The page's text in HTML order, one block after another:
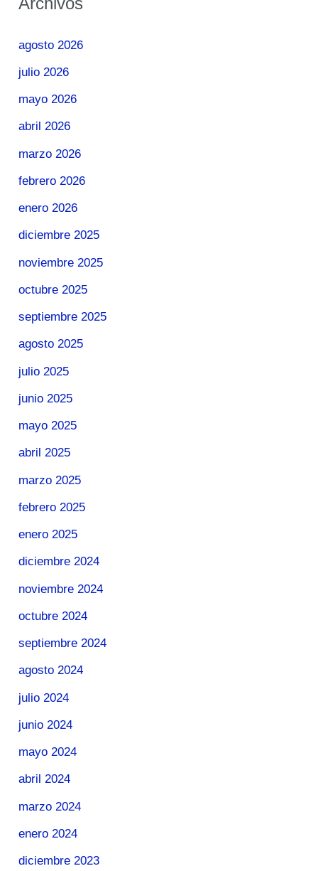
agosto 2026
julio 2026
mayo 2026
abril 2026
marzo 2026
febrero 2026
enero 2026
diciembre 2025
noviembre 2025
octubre 2025
septiembre 2025
agosto 2025
julio 2025
junio 2025
mayo 2025
abril 2025
marzo 2025
febrero 2025
enero 2025
diciembre 2024
noviembre 2024
octubre 2024
septiembre 2024
agosto 2024
julio 2024
junio 2024
mayo 2024
abril 2024
marzo 2024
enero 2024
diciembre 2023